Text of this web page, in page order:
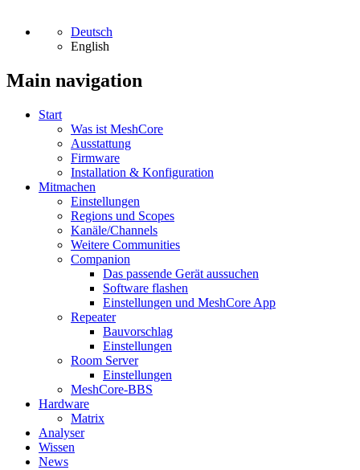
Deutsch
English
Main navigation
Start
Was ist MeshCore
Ausstattung
Firmware
Installation & Konfiguration
Mitmachen
Einstellungen
Regions und Scopes
Kanäle/Channels
Weitere Communities
Companion
Das passende Gerät aussuchen
Software flashen
Einstellungen und MeshCore App
Repeater
Bauvorschlag
Einstellungen
Room Server
Einstellungen
MeshCore-BBS
Hardware
Matrix
Analyser
Wissen
News